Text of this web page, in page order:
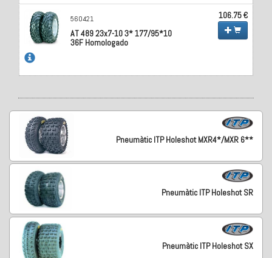
560421
AT 489 23x7-10 3* 177/95*10
36F Homologado
106.75 €
Pneumàtic ITP Holeshot MXR4*/MXR 6**
Pneumàtic ITP Holeshot SR
Pneumàtic ITP Holeshot SX